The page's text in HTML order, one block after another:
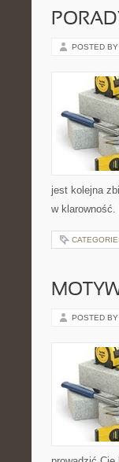
POSTED BY
jest kolejna
w
POSTED BY